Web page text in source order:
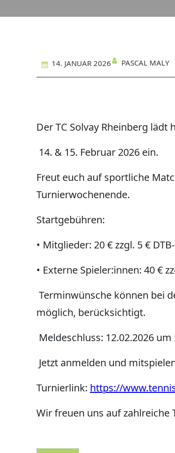
14. JANUAR 2026 PASCAL MALY
Der TC Solvay Rheinberg
14. & 15. Februar 2026 ein.
Freut euch auf sportliche
Turnierwochenende.
Startgebühren:
• Mitglieder: 20 € zzgl. 5 €
• Externe Spieler:innen: 40 €
Terminwünsche können bei
möglich, berücksichtigt.
Meldeschluss: 12.02.2026 um
Jetzt anmelden und
Turnierlink: https://
Wir freuen uns auf zahlreiche